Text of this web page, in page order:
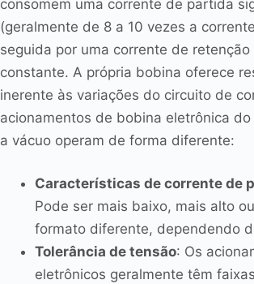
consomem uma corrente de partida
(geralmente de 8 a 10 vezes a
seguida por uma corrente de retenção
constante. A própria bobina oferece
inerente às variações do circuito de
acionamentos de bobina eletrônica
a vácuo operam de forma diferente:
Características de corrente de
Pode ser mais baixo, mais alto
formato diferente, dependendo
Tolerância de tensão: Os
eletrônicos geralmente têm faixas